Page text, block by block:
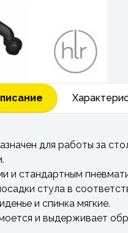
для работы за
стандартным
стула в
и спинка мягкие.
и выдерживает